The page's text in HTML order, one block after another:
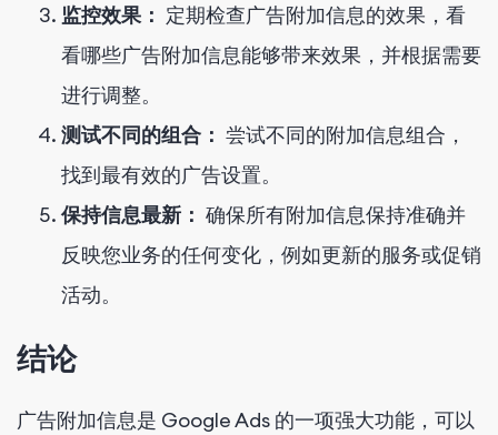
监控效果： 定期检查广告附加信息的效果，看
看哪些广告附加信息能够带来效果，并根据需要
进行调整。
测试不同的组合： 尝试不同的附加信息组合，
找到最有效的广告设置。
保持信息最新： 确保所有附加信息保持准确并
反映您业务的任何变化，例如更新的服务或促销
活动。
结论
广告附加信息是 Google Ads 的一项强大功能，可以